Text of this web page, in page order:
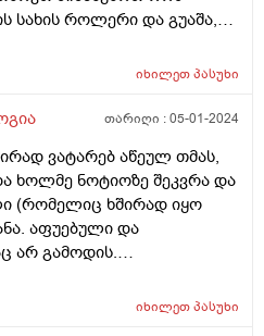
მშრალი კანისთვის რომ
სახის როლერი და გუაშა,
ცოტა მაინც..თუ არ აქვს
იხილეთპასუხი
თარიღი :05-01-2024
ვატარებ აწეულ თმას,
ხოლმე ნოტიოზე შეკვრა და
(რომელიც ხშირად იყო
აფუებული და
არ გამოდის.
კვერცხის გულისიხილეთპასუხი